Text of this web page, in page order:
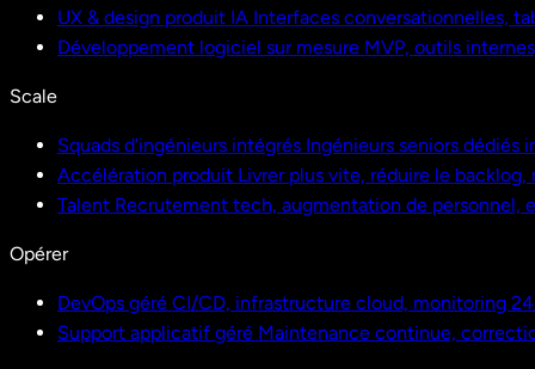
UX & design produit IA Interfaces conversationnelles,
Développement logiciel sur mesure MVP, outils
Scale
Squads d'ingénieurs intégrés Ingénieurs seniors dédiés
Accélération produit Livrer plus vite, réduire le
Talent Recrutement tech, augmentation de personnel,
Opérer
DevOps géré CI/CD, infrastructure cloud, monitoring
Support applicatif géré Maintenance continue,